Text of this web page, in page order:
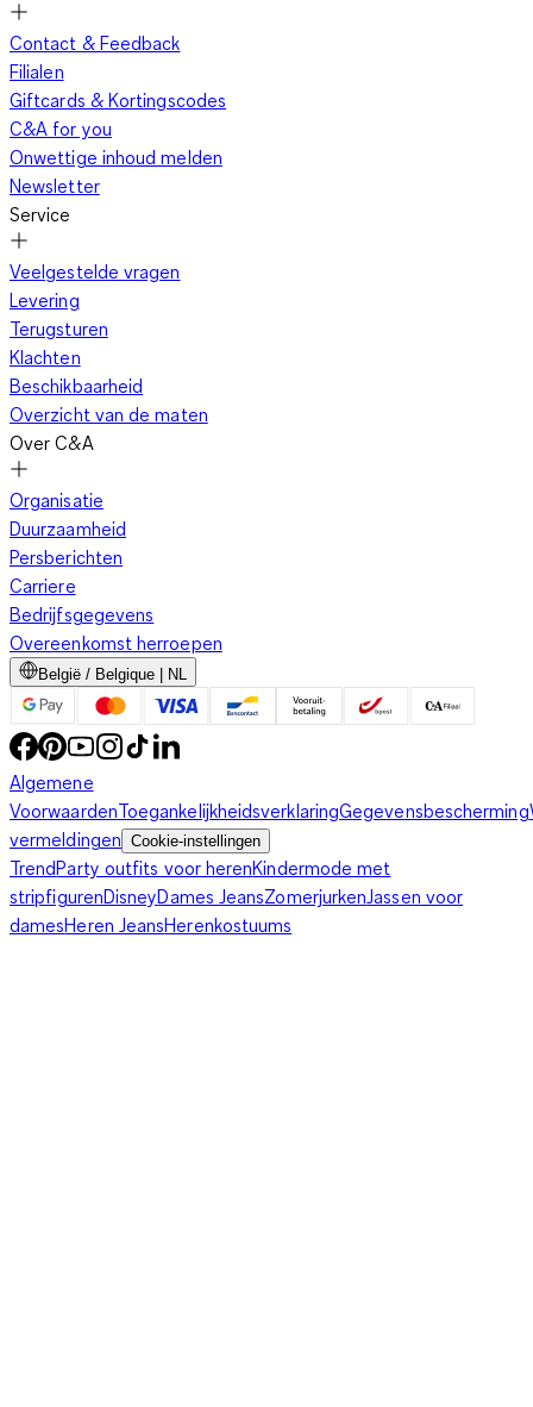
Contact & Feedback
Filialen
Giftcards & Kortingscodes
C&A for you
Onwettige inhoud melden
Newsletter
Service
Veelgestelde vragen
Levering
Terugsturen
Klachten
Beschikbaarheid
Overzicht van de maten
Over C&A
Organisatie
Duurzaamheid
Persberichten
Carriere
Bedrijfsgegevens
Overeenkomst herroepen
België / Belgique | NL
Algemene
VoorwaardenToegankelijkheidsverklaringGegevensbescherming
vermeldingen Cookie-instellingen
TrendParty outfits voor herenKindermode met
stripfigurenDisneyDames JeansZomerjurkenJassen voor
damesHeren JeansHerenkostuums